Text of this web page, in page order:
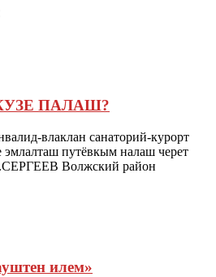
ПАЛАШ?
влаклан санаторий-курорт
путёвкым налаш черет
Волжский район
илем»